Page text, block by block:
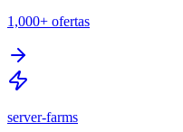
1,000+ ofertas
server-farms